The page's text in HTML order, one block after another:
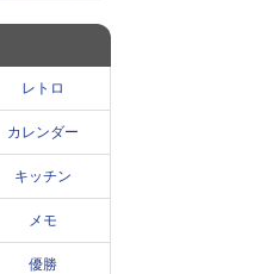
レトロ
カレンダー
キッチン
メモ
優勝